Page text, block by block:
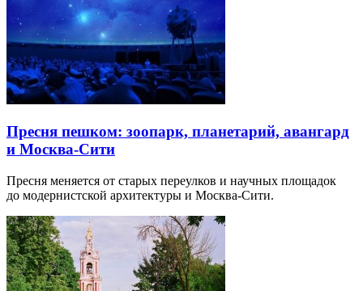
Пресня пешком: зоопарк, планетарий, авангард
и Москва-Сити
Пресня меняется от старых переулков и научных площадок
до модернистской архитектуры и Москва-Сити.